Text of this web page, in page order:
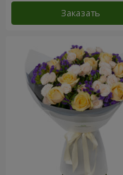
Заказать